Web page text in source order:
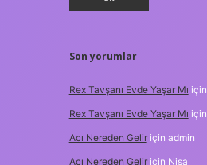
Son yorumlar
Rex Tavşanı Evde Yaşar Mı için
Rex Tavşanı Evde Yaşar Mı için
Acı Nereden Geliriçin admin
Acı Nereden Geliriçin Nisa